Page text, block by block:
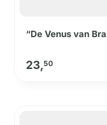
“De Venus van
23,50